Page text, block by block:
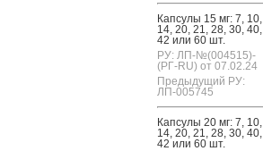
Кап­су­лы 15 мг: 7, 10,
14, 20, 21, 28, 30, 40,
42 или 60 шт.
РУ: ЛП-№(004515)-
(РГ-RU) от 07.02.24
Предыдущий РУ:
ЛП-005745
Кап­су­лы 20 мг: 7, 10,
14, 20, 21, 28, 30, 40,
42 или 60 шт.